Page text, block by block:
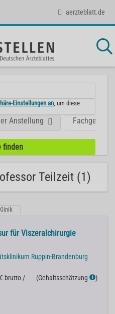
aerzteblatt.de
Einstellungen an , um diese
Fachgebiet
Anstellung
Teilzeit (1)
für Viszeralchirurgie
Ruppin-Brandenburg
brutto /
(Gehaltsschätzung ℹ )